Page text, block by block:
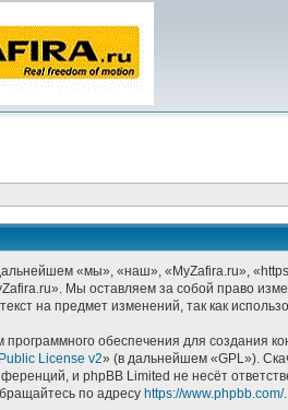
«мы», «наш», «MyZafira.ru»,
Мы оставляем за собой право
на предмет изменений, так как
обеспечения для создания
License v2» (в дальнейшем «GPL»).
и phpBB Limited не несёт
по адресу https://www.phpbb.com/.